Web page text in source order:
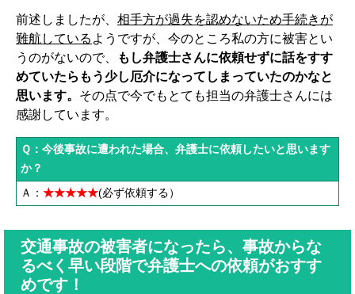
前述しましたが、 相手方が過失を認めないため手続きが
難航している ようですが、今のところ私の方に被害とい
うのがないので、
もし弁護士さんに依頼せずに話をすす
めていたらもう少し厄介になってしまっていたのかなと
思います。 その点で今でもとても担当の弁護士さんには
感謝しています。
Ｑ：今後事故に遭われた場合、弁護士に依頼したいと思います
か？
Ａ： ★★★★★(必ず依頼する）
交通事故の被害者になったら、事故からな
るべく早い段階で弁護士への依頼がおすす
めです！